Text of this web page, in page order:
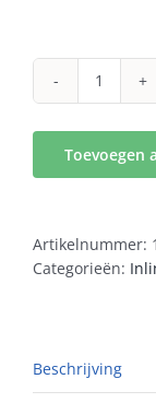
crossfit
Toevoegen
Artikelnummer:
Categorieën:
Beschrijving